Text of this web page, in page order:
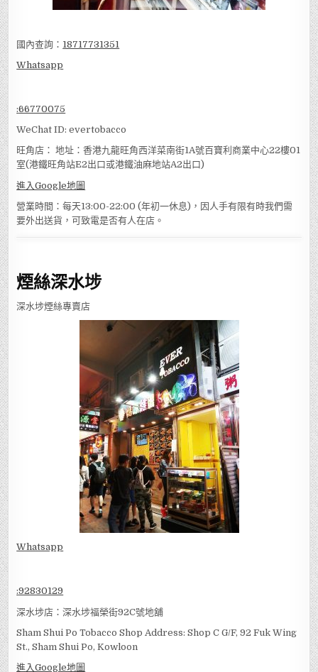
國內查詢： 18717731351
Whatsapp
66770075
WeChat ID: evertobacco
旺角店： 地址：香港九龍旺角西洋菜南街1A號百寶利商業中心22樓01
進入Google地圖
營業時間：每天13:00-22:00 (年初一休息)，因人手有限有時我們需
煙絲深水埗